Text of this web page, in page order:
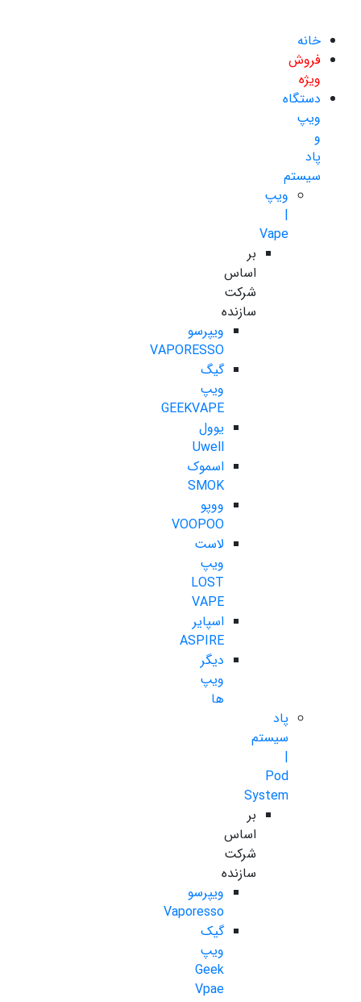
خانه
فروش
ویژه
دستگاه
ویپ
و
پاد
سیستم
ویپ
|
Vape
بر
اساس
شرکت
سازنده
ویپرسو
VAPORESSO
گیگ
ویپ
GEEKVAPE
یوول
Uwell
اسموک
SMOK
ووپو
VOOPOO
لاست
ویپ
LOST
VAPE
اسپایر
ASPIRE
دیگر
ویپ
ها
پاد
سیستم
|
Pod
System
بر
اساس
شرکت
سازنده
ویپرسو
Vaporesso
گیک
ویپ
Geek
Vpae